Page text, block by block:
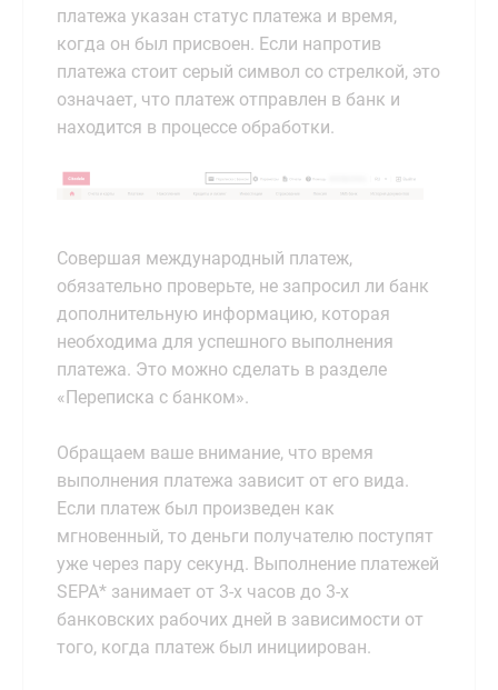
платежа указан статус платежа и время,
когда он был присвоен. Если напротив
платежа стоит серый символ со стрелкой, это
означает, что платеж отправлен в банк и
находится в процессе обработки.
Совершая международный платеж,
обязательно проверьте, не запросил ли банк
дополнительную информацию, которая
необходима для успешного выполнения
платежа. Это можно сделать в разделе
«Переписка с банком».
Обращаем ваше внимание, что время
выполнения платежа зависит от его вида.
Если платеж был произведен как
мгновенный, то деньги получателю поступят
уже через пару секунд. Выполнение платежей
SEPA* занимает от 3-х часов до 3-х
банковских рабочих дней в зависимости от
того, когда платеж был инициирован.